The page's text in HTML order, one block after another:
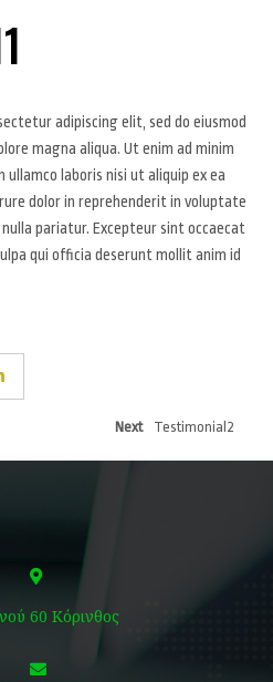
adipiscing elit, sed do eiusmod
magna aliqua. Ut enim ad minim
laboris nisi ut aliquip ex ea
dolor in reprehenderit in voluptate
pariatur. Excepteur sint occaecat
qui officia deserunt mollit anim id
Next Testimonial2
60 Κόρινθος